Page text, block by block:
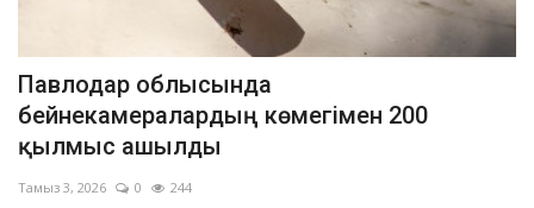
Павлодар облысында
бейнекамералардың көмегімен 200
қылмыс ашылды
Тамыз 3, 2026 0 244